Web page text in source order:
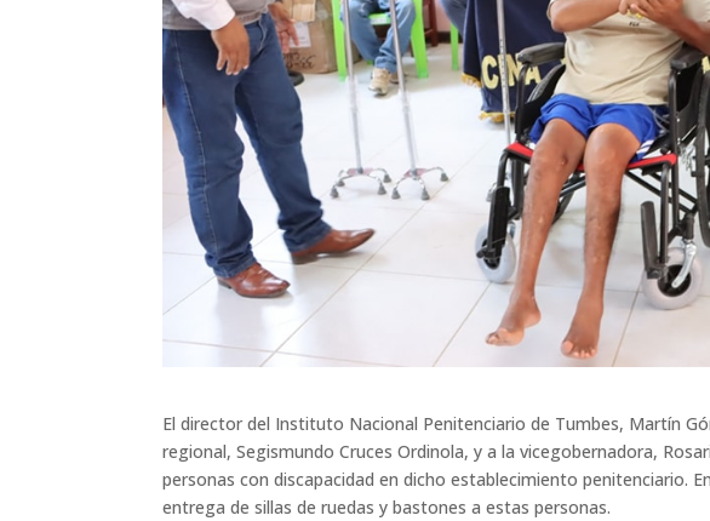
El director del Instituto Nacional Penitenciario de Tumbes, Martín
regional, Segismundo Cruces Ordinola, y a la vicegobernadora,
personas con discapacidad en dicho establecimiento penitenciario.
entrega de sillas de ruedas y bastones a estas personas.